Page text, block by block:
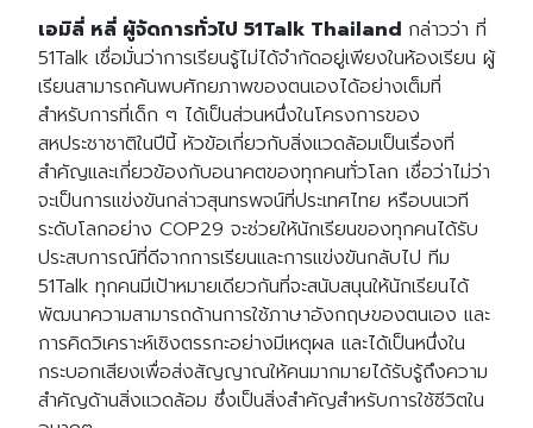
เอมิลี่ หลี่ ผู้จัดการทั่วไป 51Talk Thailand กล่าวว่า ที่
51Talk เชื่อมั่นว่าการเรียนรู้ไม่ได้จำกัดอยู่เพียงในห้องเรียน ผู้
เรียนสามารถค้นพบศักยภาพของตนเองได้อย่างเต็มที่
สำหรับการที่เด็ก ๆ ได้เป็นส่วนหนึ่งในโครงการของ
สหประชาชาติในปีนี้ หัวข้อเกี่ยวกับสิ่งแวดล้อมเป็นเรื่องที่
สำคัญและเกี่ยวข้องกับอนาคตของทุกคนทั่วโลก เชื่อว่าไม่ว่า
จะเป็นการแข่งขันกล่าวสุนทรพจน์ที่ประเทศไทย หรือบนเวที
ระดับโลกอย่าง COP29 จะช่วยให้นักเรียนของทุกคนได้รับ
ประสบการณ์ที่ดีจากการเรียนและการแข่งขันกลับไป ทีม
51Talk ทุกคนมีเป้าหมายเดียวกันที่จะสนับสนุนให้นักเรียนได้
พัฒนาความสามารถด้านการใช้ภาษาอังกฤษของตนเอง และ
การคิดวิเคราะห์เชิงตรรกะอย่างมีเหตุผล และได้เป็นหนึ่งใน
กระบอกเสียงเพื่อส่งสัญญาณให้คนมากมายได้รับรู้ถึงความ
สำคัญด้านสิ่งแวดล้อม ซึ่งเป็นสิ่งสำคัญสำหรับการใช้ชีวิตใน